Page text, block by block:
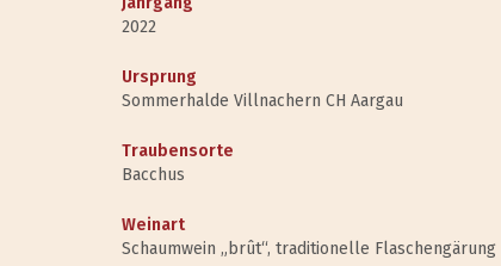
2022
Ursprung
Sommerhalde Villnachern CH Aargau
Traubensorte
Bacchus
Weinart
Schaumwein „brût“, traditionelle Flaschengärung